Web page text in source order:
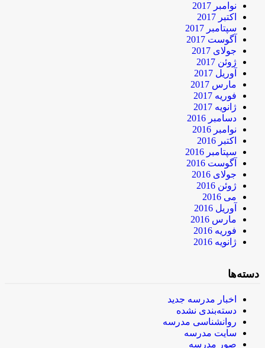
نوامبر 2017
اکتبر 2017
سپتامبر 2017
آگوست 2017
جولای 2017
ژوئن 2017
آوریل 2017
مارس 2017
فوریه 2017
ژانویه 2017
دسامبر 2016
نوامبر 2016
اکتبر 2016
سپتامبر 2016
آگوست 2016
جولای 2016
ژوئن 2016
می 2016
آوریل 2016
مارس 2016
فوریه 2016
ژانویه 2016
دسته‌ها
اخبار مدرسه جدید
دسته‌بندی نشده
روانشناسی مدرسه
سایت مدرسه
صور مدرسه